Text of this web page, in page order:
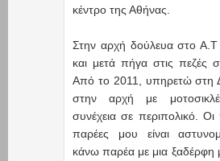
κέντρο της Αθήνας.
Στην αρχή δούλευα στο Α.Τ
και μετά πήγα στις πεζές
Από το 2011, υπηρετώ στη
στην αρχή με
συνέχεια σε περιπολικό. Οι
παρέες μου είναι
κάνω παρέα με μια ξαδέρφη